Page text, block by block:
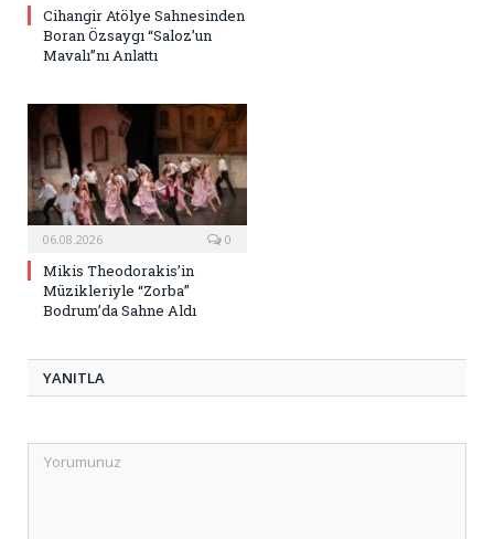
Cihangir Atölye Sahnesinden
Boran Özsaygı “Saloz’un
Mavalı”nı Anlattı
06.08.2026 0
Mikis Theodorakis’in
Müzikleriyle “Zorba”
Bodrum’da Sahne Aldı
YANITLA